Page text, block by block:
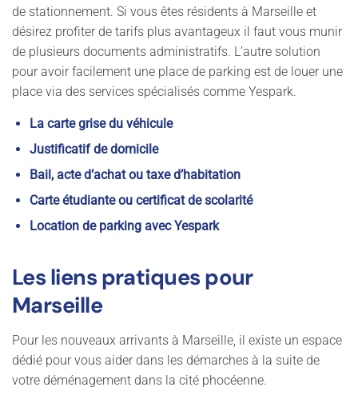
de stationnement. Si vous êtes résidents à Marseille et
désirez profiter de tarifs plus avantageux il faut vous munir
de plusieurs documents administratifs. L’autre solution
pour avoir facilement une place de parking est de louer une
place via des services spécialisés comme Yespark.
La carte grise du véhicule
Justificatif de domicile
Bail, acte d’achat ou taxe d’habitation
Carte étudiante ou certificat de scolarité
Location de parking avec Yespark
Les liens pratiques pour
Marseille
Pour les nouveaux arrivants à Marseille, il existe un espace
dédié pour vous aider dans les démarches à la suite de
votre déménagement dans la cité phocéenne.